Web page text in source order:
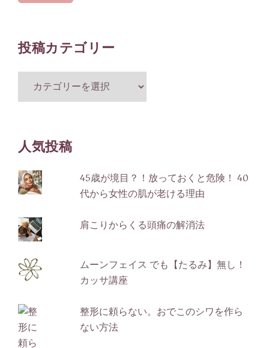
ス
投稿カテゴリー
ゴ
リ
ー
人気投稿
45歳が境目？！放っておくと危険！ 40
代から女性の肌が老ける理由
肩こりからくる頭痛の解消法
ムーンフェイス でも【たるみ】無し！
カッサ講座
整形に頼らない。おでこのシワを作ら
ない方法